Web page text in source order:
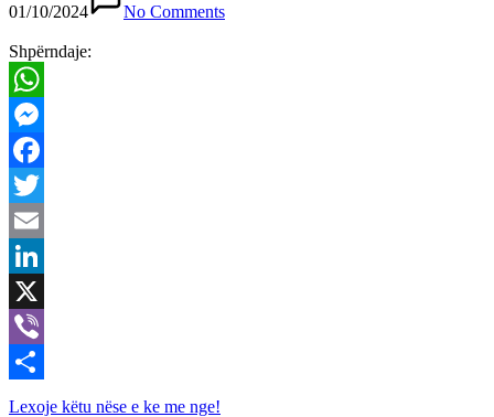
01/10/2024 No Comments
Shpërndaje:
WhatsApp
Messenger
Facebook
Twitter
Email
LinkedIn
X
Viber
Share
Lexoje këtu nëse e ke me nge!